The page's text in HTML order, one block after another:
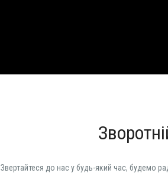
Звертайтеся до нас у будь-який час, будемо